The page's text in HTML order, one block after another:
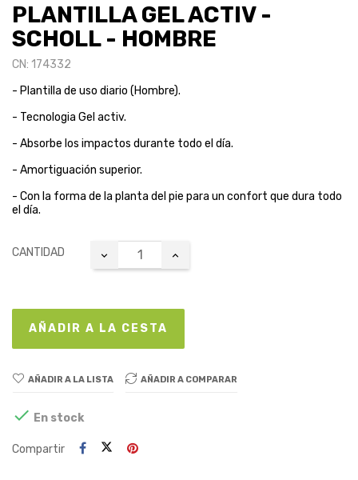
PLANTILLA GEL ACTIV -
SCHOLL - HOMBRE
CN: 174332
- Plantilla de uso diario (Hombre).
- Tecnologia Gel activ.
- Absorbe los impactos durante todo el día.
- Amortiguación superior.
- Con la forma de la planta del pie para un confort que dura todo
el día.
CANTIDAD
AÑADIR A LA CESTA
AÑADIR A LA LISTA AÑADIR A COMPARAR
 En stock
Compartir